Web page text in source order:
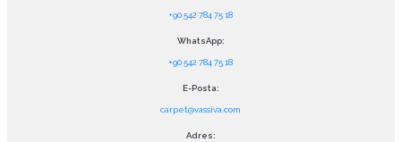
+90 542 784 75 18
WhatsApp:
+90 542 784 75 18
E-Posta:
carpet@vassiva.com
Adres: